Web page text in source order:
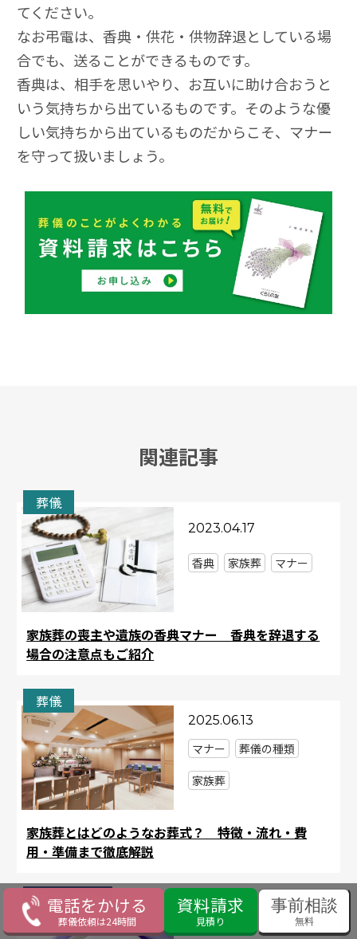
てください。
なお弔電は、香典・供花・供物辞退としている場
合でも、送ることができるものです。
香典は、相手を思いやり、お互いに助け合おうと
いう気持ちから出ているものです。そのような優
しい気持ちから出ているものだからこそ、マナー
を守って扱いましょう。
関連記事
葬儀
2023.04.17
家族葬の喪主や遺族の香典マナー 香典を辞退する
場合の注意点もご紹介
香典 家族葬 マナー
葬儀
2025.06.13
家族葬とはどのようなお葬式？ 特徴・流れ・費
用・準備まで徹底解説
マナー
葬儀の種類
家族葬
法事・法要
2024.03.18
電話をかける
葬儀依頼は24時間
資料請求
見積り
事前相談
無料